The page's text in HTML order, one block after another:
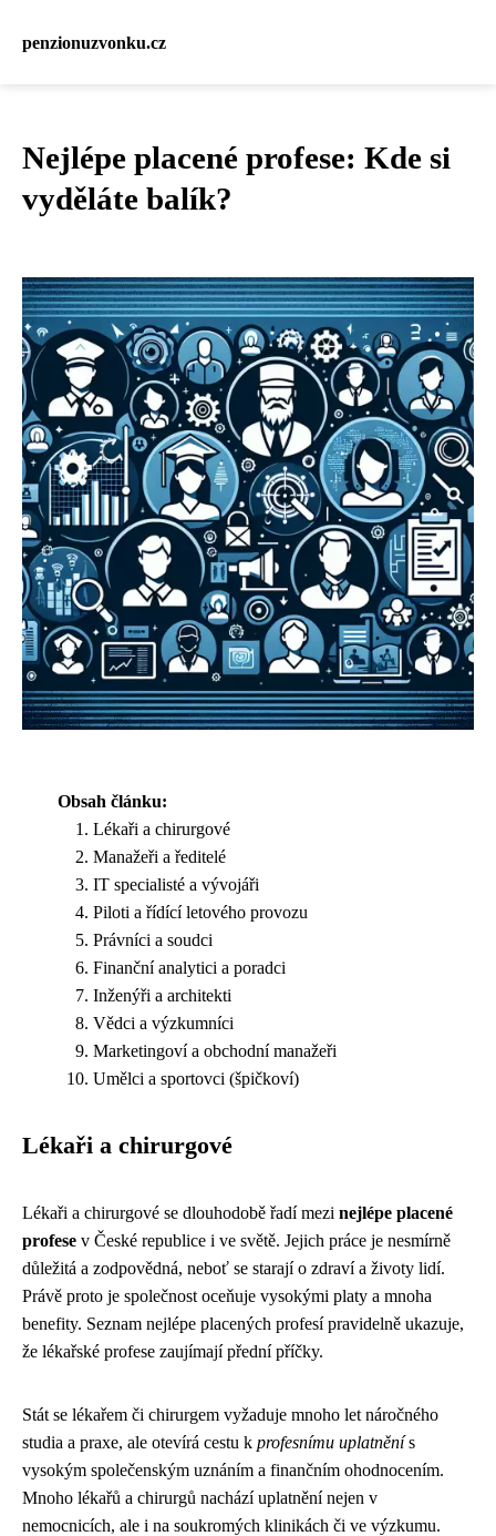
penzionuzvonku.cz
Nejlépe placené profese: Kde si
vyděláte balík?
Obsah článku:
Lékaři a chirurgové
Manažeři a ředitelé
IT specialisté a vývojáři
Piloti a řídící letového provozu
Právníci a soudci
Finanční analytici a poradci
Inženýři a architekti
Vědci a výzkumníci
Marketingoví a obchodní manažeři
Umělci a sportovci (špičkoví)
Lékaři a chirurgové
Lékaři a chirurgové se dlouhodobě řadí mezi nejlépe placené
profese v České republice i ve světě. Jejich práce je nesmírně
důležitá a zodpovědná, neboť se starají o zdraví a životy lidí.
Právě proto je společnost oceňuje vysokými platy a mnoha
benefity. Seznam nejlépe placených profesí pravidelně ukazuje,
že lékařské profese zaujímají přední příčky.
Stát se lékařem či chirurgem vyžaduje mnoho let náročného
studia a praxe, ale otevírá cestu k profesnímu uplatněnís
vysokým společenským uznáním a finančním ohodnocením.
Mnoho lékařů a chirurgů nachází uplatnění nejen v
nemocnicích, ale i na soukromých klinikách či ve výzkumu.